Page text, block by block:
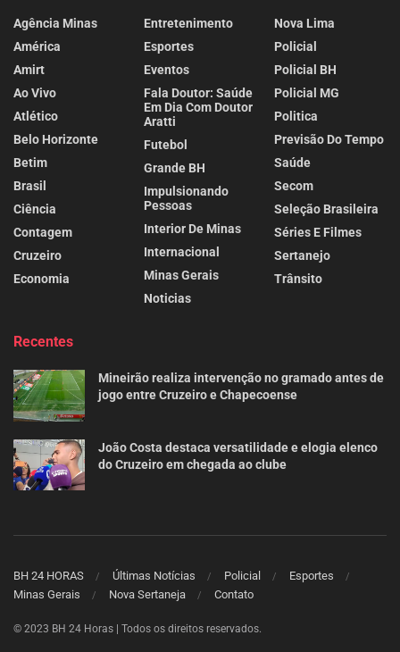
Agência Minas
América
Amirt
Ao Vivo
Atlético
Belo Horizonte
Betim
Brasil
Ciência
Contagem
Cruzeiro
Economia
Entretenimento
Esportes
Eventos
Fala Doutor: Saúde
Em Dia Com Doutor
Aratti
Futebol
Grande BH
Impulsionando
Pessoas
Interior De Minas
Internacional
Minas Gerais
Noticias
Nova Lima
Policial
Policial BH
Policial MG
Politica
Previsão Do Tempo
Saúde
Secom
Seleção Brasileira
Séries E Filmes
Sertanejo
Trânsito
Recentes
Mineirão realiza intervenção no gramado antes de
jogo entre Cruzeiro e Chapecoense
João Costa destaca versatilidade e elogia elenco
do Cruzeiro em chegada ao clube
BH 24 HORAS Últimas Notícias Policial
Esportes
Minas Gerais
Nova Sertaneja Contato
© 2023 BH 24 Horas | Todos os direitos reservados.